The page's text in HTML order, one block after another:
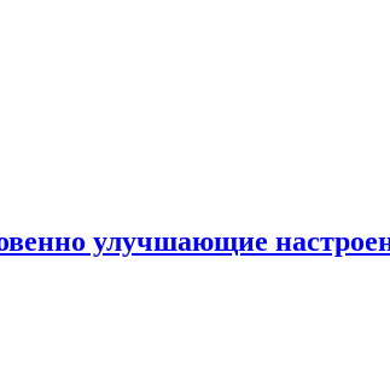
улучшающие